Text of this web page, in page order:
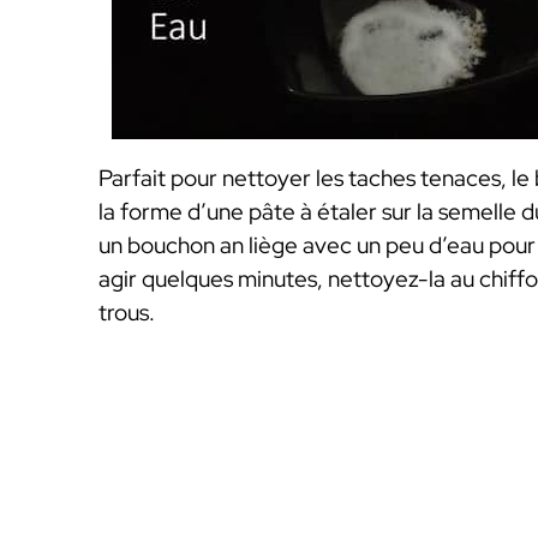
Parfait pour nettoyer les taches tenaces,
la forme d’une pâte à étaler sur la semelle
un bouchon an liège avec un peu d’eau
agir quelques minutes, nettoyez-la au
trous.